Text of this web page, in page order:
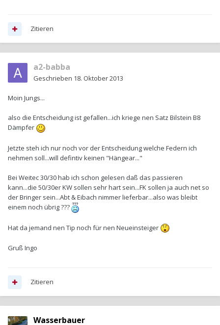
Zitieren
a2-babba
Geschrieben 18. Oktober 2013
Moin Jungs...
also die Entscheidung ist gefallen...ich kriege nen Satz Bilstein B8
Dämpfer
Jetzte steh ich nur noch vor der Entscheidung welche Federn ich
nehmen soll...will defintiv keinen "Hängear..."
Bei Weitec 30/30 hab ich schon gelesen daß das passieren
kann...die 50/30er KW sollen sehr hart sein...FK sollen ja auch net so
der Bringer sein...Abt & Eibach nimmer lieferbar...also was bleibt
einem noch übrig ???
Hat da jemand nen Tip noch für nen Neueinsteiger
Gruß Ingo
Zitieren
Wasserbauer